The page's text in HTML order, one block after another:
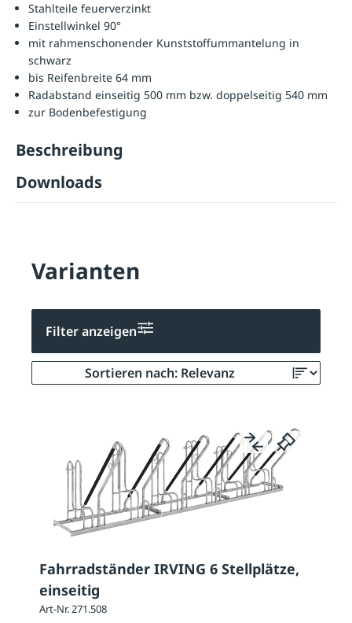
Stahlteile feuerverzinkt
Einstellwinkel 90°
mit rahmenschonender Kunststoffummantelung in
schwarz
bis Reifenbreite 64 mm
Radabstand einseitig 500 mm bzw. doppelseitig 540 mm
zur Bodenbefestigung
Beschreibung
Downloads
Varianten
Filter anzeigen
Fahrradständer IRVING 6 Stellplätze,
einseitig
Art-Nr. 271.508